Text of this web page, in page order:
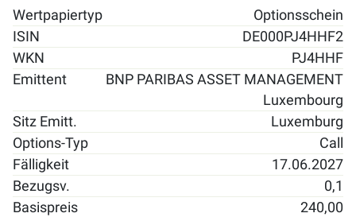
Wertpapiertyp
Optionsschein
ISIN
DE000PJ4HHF2
WKN
PJ4HHF
Emittent
BNP PARIBAS ASSET MANAGEMENT
Luxembourg
Sitz Emitt.
Luxemburg
Options-Typ
Call
Fälligkeit
17.06.2027
Bezugsv.
0,1
Basispreis
240,00